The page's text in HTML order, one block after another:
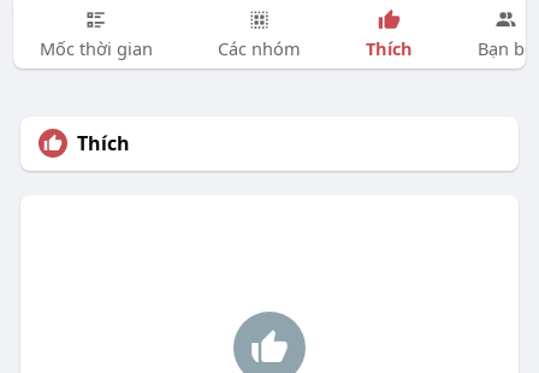
Mốc thời gian Các nhóm Thích Bạn bè
Thích